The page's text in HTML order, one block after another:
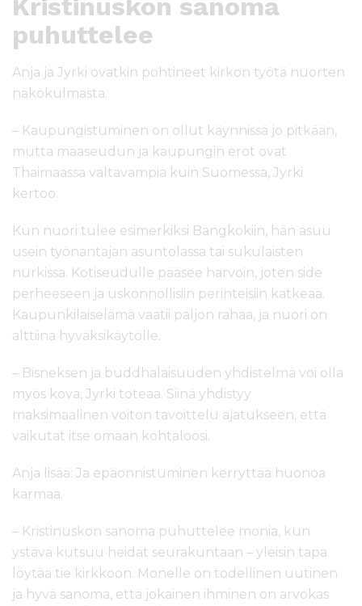
Kristinuskon sanoma
puhuttelee
Anja ja Jyrki ovatkin pohtineet kirkon työtä nuorten
näkökulmasta.
– Kaupungistuminen on ollut käynnissä jo pitkään,
mutta maaseudun ja kaupungin erot ovat
Thaimaassa valtavampia kuin Suomessa, Jyrki
kertoo.
Kun nuori tulee esimerkiksi Bangkokiin, hän asuu
usein työnantajan asuntolassa tai sukulaisten
nurkissa. Kotiseudulle pääsee harvoin, joten side
perheeseen ja uskonnollisiin perinteisiin katkeaa.
Kaupunkilaiselämä vaatii paljon rahaa, ja nuori on
alttiina hyväksikäytölle.
– Bisneksen ja buddhalaisuuden yhdistelmä voi olla
myös kova, Jyrki toteaa. Siinä yhdistyy
maksimaalinen voiton tavoittelu ajatukseen, että
vaikutat itse omaan kohtaloosi.
Anja lisää: Ja epäonnistuminen kerryttää huonoa
karmaa.
– Kristinuskon sanoma puhuttelee monia, kun
ystävä kutsuu heidät seurakuntaan – yleisin tapa
löytää tie kirkkoon. Monelle on todellinen uutinen
ja hyvä sanoma, että jokainen ihminen on arvokas